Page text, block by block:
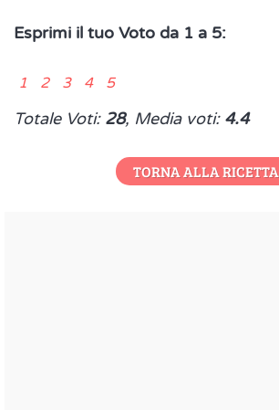
Esprimi il tuo Voto da 1 a 5:
1 2 3 4 5
Totale Voti: 28, Media voti: 4.4
TORNA ALLA RICETTA